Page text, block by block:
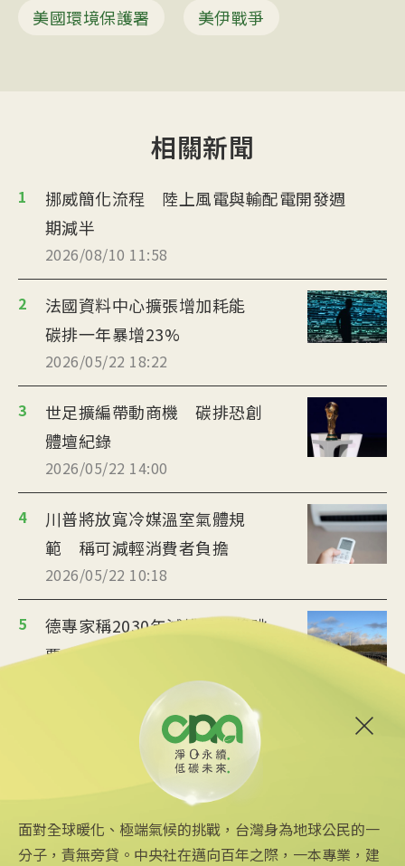
美國環境保護署
美伊戰爭
相關新聞
1
挪威簡化流程 陸上風電與輸配電開發週
期減半
2026/08/10 11:58
2
法國資料中心擴張增加耗能
碳排一年暴增23%
2026/05/22 18:22
3
世足擴編帶動商機 碳排恐創
體壇紀錄
2026/05/22 14:00
4
川普將放寬冷媒溫室氣體規
範 稱可減輕消費者負擔
2026/05/22 10:18
5
德專家稱2030年減排目標將跳
票 籲修訂氣候行動計畫
聯合國大會將審決議案 要求
落實國際法院氣候義務裁決
2026/05/18 18:50
面對全球暖化、極端氣候的挑戰，台灣身為地球公民的一
分子，責無旁貸。中央社在邁向百年之際，一本專業，建